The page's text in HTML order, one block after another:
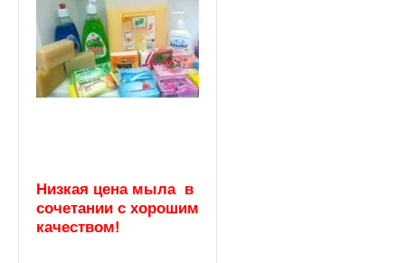
Низкая цена мыла в
сочетании с хорошим
качеством!